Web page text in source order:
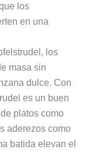
los
en una
los
masa sin
dulce. Con
es un buen
platos como
aderezos como
batida elevan el